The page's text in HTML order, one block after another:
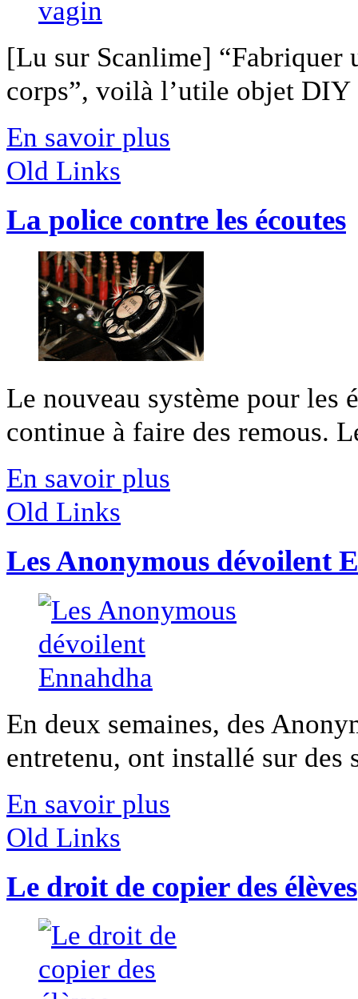
[Lu sur Scanlime] “Fabriquer
corps”, voilà l’utile objet
En savoir plus
Old Links
La police contre les écoutes
Le nouveau système pour les
continue à faire des remous.
En savoir plus
Old Links
Les Anonymous dévoilent
En deux semaines, des
entretenu, ont installé sur des
En savoir plus
Old Links
Le droit de copier des élèves